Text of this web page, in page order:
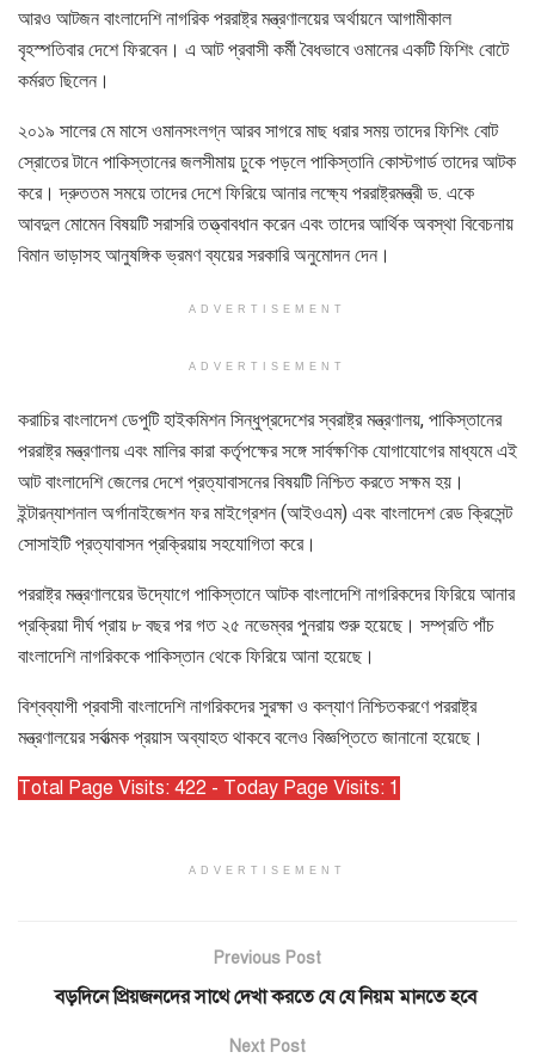
আরও আটজন বাংলাদেশি নাগরিক পররাষ্ট্র মন্ত্রণালয়ের অর্থায়নে আগামীকাল
বৃহস্পতিবার দেশে ফিরবেন। এ আট প্রবাসী কর্মী বৈধভাবে ওমানের একটি ফিশিং বোটে
কর্মরত ছিলেন।
২০১৯ সালের মে মাসে ওমানসংলগ্ন আরব সাগরে মাছ ধরার সময় তাদের ফিশিং বোট
স্রোতের টানে পাকিস্তানের জলসীমায় ঢুকে পড়লে পাকিস্তানি কোস্টগার্ড তাদের আটক
করে। দ্রুততম সময়ে তাদের দেশে ফিরিয়ে আনার লক্ষ্যে পররাষ্ট্রমন্ত্রী ড. একে
আবদুল মোমেন বিষয়টি সরাসরি তত্ত্বাবধান করেন এবং তাদের আর্থিক অবস্থা বিবেচনায়
বিমান ভাড়াসহ আনুষঙ্গিক ভ্রমণ ব্যয়ের সরকারি অনুমোদন দেন।
ADVERTISEMENT
ADVERTISEMENT
করাচির বাংলাদেশ ডেপুটি হাইকমিশন সিন্ধুপ্রদেশের স্বরাষ্ট্র মন্ত্রণালয়, পাকিস্তানের
পররাষ্ট্র মন্ত্রণালয় এবং মালির কারা কর্তৃপক্ষের সঙ্গে সার্বক্ষণিক যোগাযোগের মাধ্যমে এই
আট বাংলাদেশি জেলের দেশে প্রত্যাবাসনের বিষয়টি নিশ্চিত করতে সক্ষম হয়।
ইন্টারন্যাশনাল অর্গানাইজেশন ফর মাইগ্রেশন (আইওএম) এবং বাংলাদেশ রেড ক্রিসেন্ট
সোসাইটি প্রত্যাবাসন প্রক্রিয়ায় সহযোগিতা করে।
পররাষ্ট্র মন্ত্রণালয়ের উদ্যোগে পাকিস্তানে আটক বাংলাদেশি নাগরিকদের ফিরিয়ে আনার
প্রক্রিয়া দীর্ঘ প্রায় ৮ বছর পর গত ২৫ নভেম্বর পুনরায় শুরু হয়েছে। সম্প্রতি পাঁচ
বাংলাদেশি নাগরিককে পাকিস্তান থেকে ফিরিয়ে আনা হয়েছে।
বিশ্বব্যাপী প্রবাসী বাংলাদেশি নাগরিকদের সুরক্ষা ও কল্যাণ নিশ্চিতকরণে পররাষ্ট্র
মন্ত্রণালয়ের সর্বাত্মক প্রয়াস অব্যাহত থাকবে বলেও বিজ্ঞপ্তিতে জানানো হয়েছে।
Total Page Visits: 422 - Today Page Visits: 1
ADVERTISEMENT
Previous Post
বড়দিনে প্রিয়জনদের সাথে দেখা করতে যে যে নিয়ম মানতে হবে
Next Post